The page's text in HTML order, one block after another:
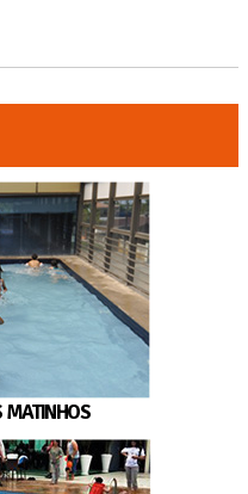
MATINHOS